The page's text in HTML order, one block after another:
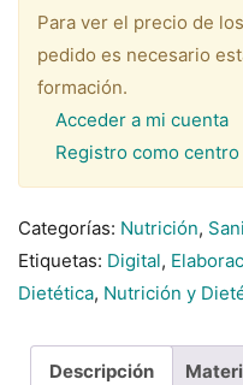
Para ver el precio de
pedido es necesario
formación.
Acceder a mi cuenta
Registro como
Categorías: Nutrición,
Etiquetas: Digital,
Dietética, Nutrición y
Descripción